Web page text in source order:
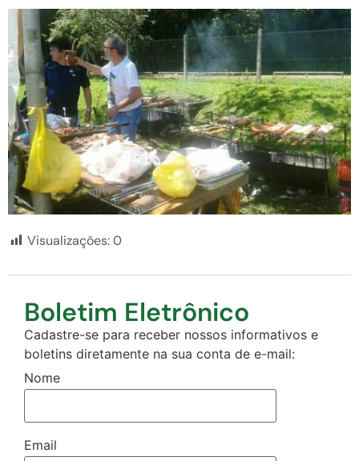
Visualizações:0
Boletim Eletrônico
Cadastre-se para receber nossos informativos e
boletins diretamente na sua conta de e-mail:
Nome
Email